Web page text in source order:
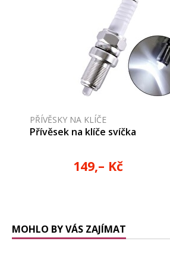
PŘÍVĚSKY NA KLÍČE
Přívěsek na klíče svíčka
149,– Kč
MOHLO BY VÁS ZAJÍMAT